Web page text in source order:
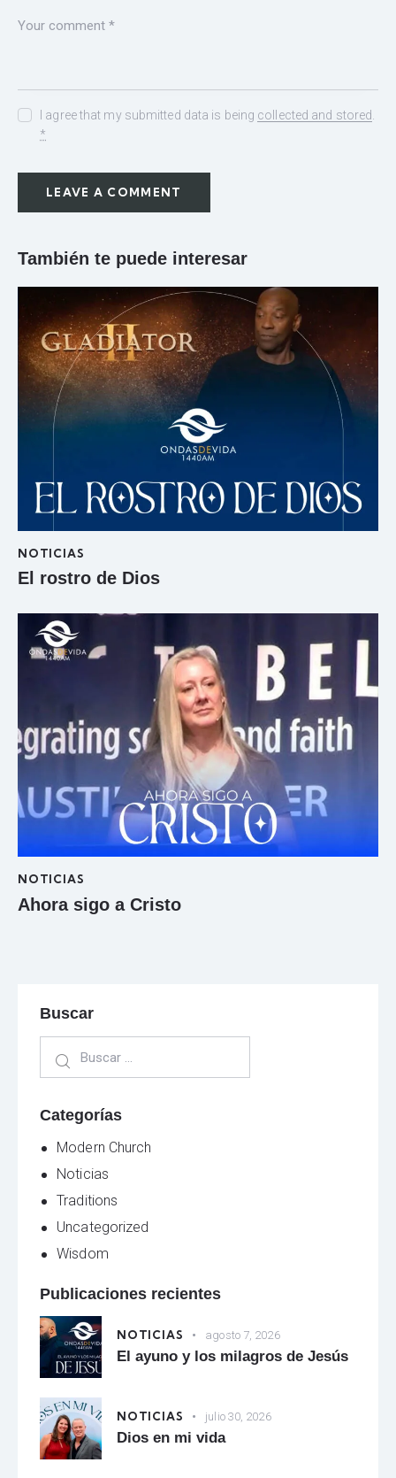
I agree that my submitted data is being collected and stored.
*
También te puede interesar
NOTICIAS
El rostro de Dios
NOTICIAS
Ahora sigo a Cristo
Buscar
Categorías
Modern Church
Noticias
Traditions
Uncategorized
Wisdom
Publicaciones recientes
NOTICIAS agosto 7, 2026
El ayuno y los milagros de Jesús
NOTICIAS julio 30, 2026
Dios en mi vida